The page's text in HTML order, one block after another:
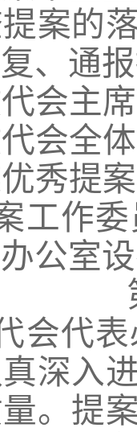
提案的
、通
代会主
代会全
优秀提
工作
公室
会代
深入
。提